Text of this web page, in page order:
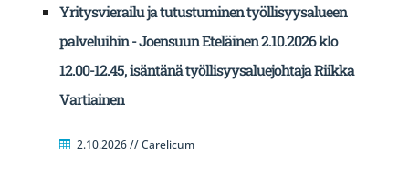
Yritysvierailu ja tutustuminen työllisyysalueen
palveluihin - Joensuun Eteläinen 2.10.2026 klo
12.00-12.45, isäntänä työllisyysaluejohtaja Riikka
Vartiainen
2.10.2026 // Carelicum